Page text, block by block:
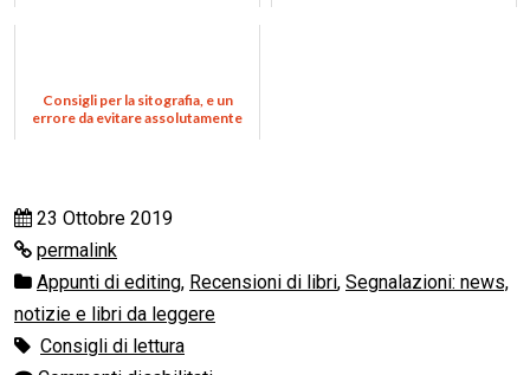
Consigli per la sitografia, e un
errore da evitare assolutamente
23 Ottobre 2019
permalink
Appunti di editing, Recensioni di libri, Segnalazioni: news,
notizie e libri da leggere
Consigli di lettura